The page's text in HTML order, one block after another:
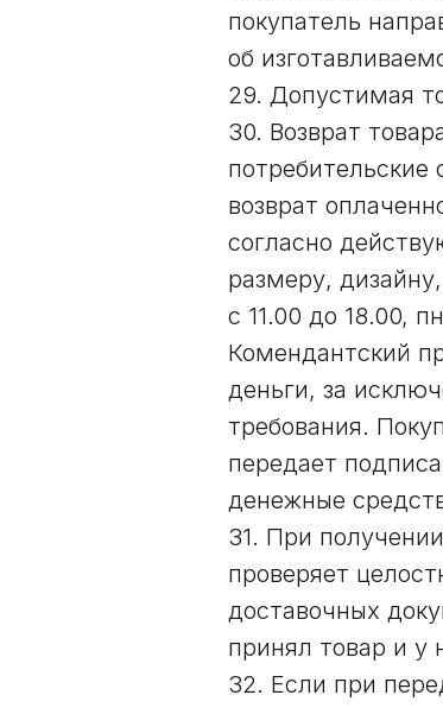
покупатель
об
29. Допустимая
30. Возврат
возврат
согласно
размеру,
с 11.00 до 18.00,
Комендантский
деньги, за
требования.
передает
денежные
31. При
проверяет
доставочных
принял товар и у
32. Если при